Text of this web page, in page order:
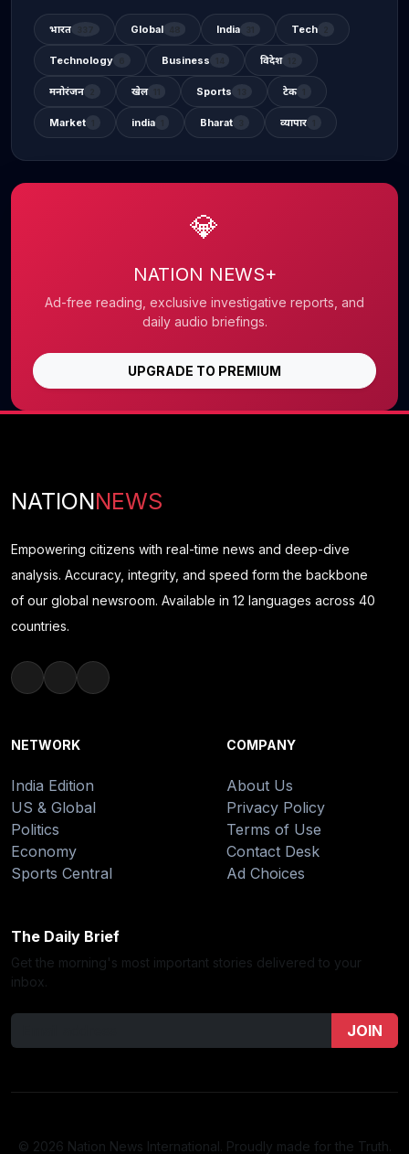
भारत Global India Tech
Technology Business विदेश
मनोरंजन खेल Sports टेक
Market india Bharat व्यापार
💎
NATION NEWS+
Ad-free reading, exclusive investigative reports, and
daily audio briefings.
UPGRADE TO PREMIUM
NATIONNEWS
Empowering citizens with real-time news and deep-dive
analysis. Accuracy, integrity, and speed form the backbone
of our global newsroom. Available in 12 languages across 40
countries.
NETWORK
India Edition
US & Global
Politics
Economy
Sports Central
COMPANY
About Us
Privacy Policy
Terms of Use
Contact Desk
Ad Choices
The Daily Brief
Get the morning's most important stories delivered to your
inbox.
JOIN
© 2026 Nation News International. Proudly made for the Truth.